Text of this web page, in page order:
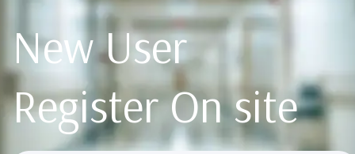
New User
Register On site